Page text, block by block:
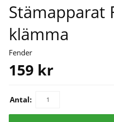
Stämapparat
klämma
Fender
159 kr
Antal: